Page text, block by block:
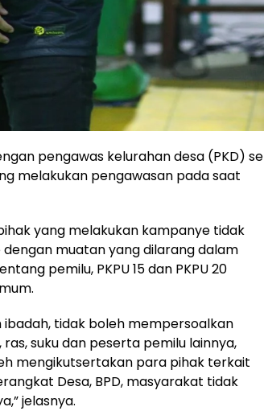
pengawas kelurahan desa (PKD) se
melakukan pengawasan pada saat
yang melakukan kampanye tidak
muatan yang dilarang dalam
pemilu, PKPU 15 dan PKPU 20
tidak boleh mempersoalkan
suku dan peserta pemilu lainnya,
mengikutsertakan para pihak terkait
Desa, BPD, masyarakat tidak
jelasnya.